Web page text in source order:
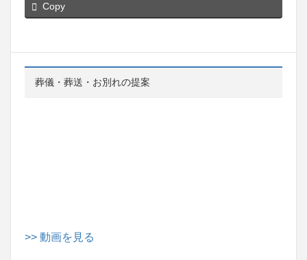
Copy
葬儀・葬送・お別れの提案
>> 動画を見る